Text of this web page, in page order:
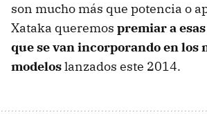
son mucho más que potencia o
Xataka queremos premiar a
que se van incorporando en los
modeloslanzados este 2014.